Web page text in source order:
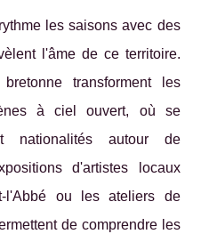
les saisons avec des
l'âme de ce territoire.
transforment les
à ciel ouvert, où se
nationalités autour de
d'artistes locaux
l'Abbé ou les ateliers de
de comprendre les